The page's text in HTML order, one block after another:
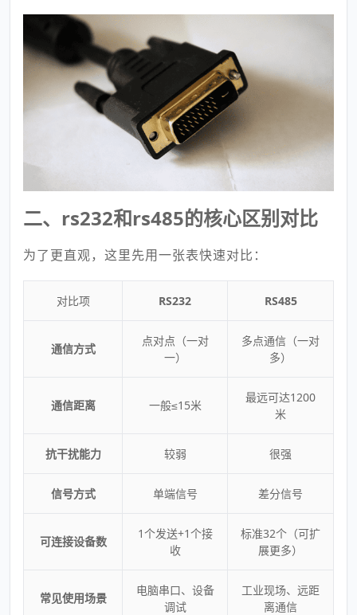
二、rs232和rs485的核心区别对比
为了更直观，这里先用一张表快速对比：
对比项 RS232 RS485
通信方式
点对点（一对
一）
多点通信（一对
多）
通信距离 一般≤15米
最远可达1200
米
抗干扰能力 较弱 很强
信号方式 单端信号 差分信号
可连接设备数
1个发送+1个接
收
标准32个（可扩
展更多）
常见使用场景
电脑串口、设备
调试
工业现场、远距
离通信